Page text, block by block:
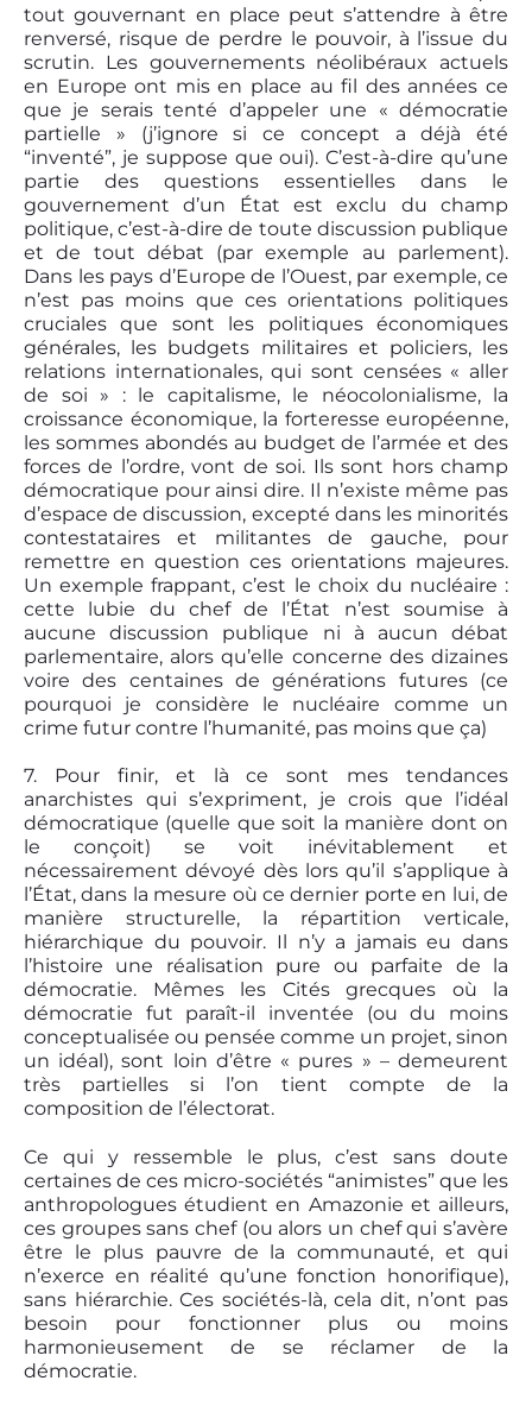
tout gouvernant en place peut s’attendre à être
renversé, risque de perdre le pouvoir, à l’issue du
scrutin. Les gouvernements néolibéraux actuels
en Europe ont mis en place au fil des années ce
que je serais tenté d’appeler une « démocratie
partielle » (j’ignore si ce concept a déjà été
“inventé”, je suppose que oui). C’est-à-dire qu’une
partie des questions essentielles dans le
gouvernement d’un État est exclu du champ
politique, c’est-à-dire de toute discussion publique
et de tout débat (par exemple au parlement).
Dans les pays d’Europe de l’Ouest, par exemple, ce
n’est pas moins que ces orientations politiques
cruciales que sont les politiques économiques
générales, les budgets militaires et policiers, les
relations internationales, qui sont censées « aller
de soi » : le capitalisme, le néocolonialisme, la
croissance économique, la forteresse européenne,
les sommes abondés au budget de l’armée et des
forces de l’ordre, vont de soi. Ils sont hors champ
démocratique pour ainsi dire. Il n’existe même pas
d’espace de discussion, excepté dans les minorités
contestataires et militantes de gauche, pour
remettre en question ces orientations majeures.
Un exemple frappant, c’est le choix du nucléaire :
cette lubie du chef de l’État n’est soumise à
aucune discussion publique ni à aucun débat
parlementaire, alors qu’elle concerne des dizaines
voire des centaines de générations futures (ce
pourquoi je considère le nucléaire comme un
crime futur contre l’humanité, pas moins que ça)
7. Pour finir, et là ce sont mes tendances
anarchistes qui s’expriment, je crois que l’idéal
démocratique (quelle que soit la manière dont on
le conçoit) se voit inévitablement et
nécessairement dévoyé dès lors qu’il s’applique à
l’État, dans la mesure où ce dernier porte en lui, de
manière structurelle, la répartition verticale,
hiérarchique du pouvoir. Il n’y a jamais eu dans
l’histoire une réalisation pure ou parfaite de la
démocratie. Mêmes les Cités grecques où la
démocratie fut paraît-il inventée (ou du moins
conceptualisée ou pensée comme un projet, sinon
un idéal), sont loin d’être « pures » – demeurent
très partielles si l’on tient compte de la
composition de l’électorat.
Ce qui y ressemble le plus, c’est sans doute
certaines de ces micro-sociétés “animistes” que les
anthropologues étudient en Amazonie et ailleurs,
ces groupes sans chef (ou alors un chef qui s’avère
être le plus pauvre de la communauté, et qui
n’exerce en réalité qu’une fonction honorifique),
sans hiérarchie. Ces sociétés-là, cela dit, n’ont pas
besoin pour fonctionner plus ou moins
harmonieusement de se réclamer de la
démocratie.